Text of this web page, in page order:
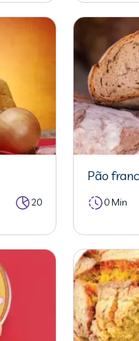
20
Pão
0 Min